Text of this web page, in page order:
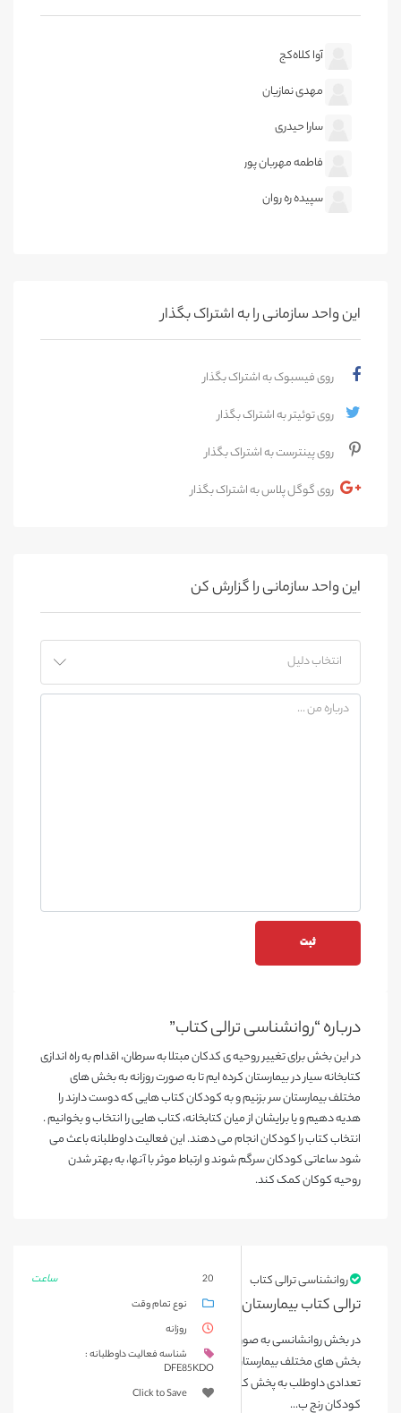
آوا کلاه‌کج
مهدی نمازیان
سارا حیدری
فاطمه مهربان پور
سپیده ره روان
این واحد سازمانی را به اشتراک بگذار
روی فیسبوک به اشتراک بگذار
روی توئیتر به اشتراک بگذار
روی پینترست به اشتراک بگذار
روی گوگل پلاس به اشتراک بگذار
این واحد سازمانی را گزارش کن
درباره “روانشناسی ترالی کتاب”
در این بخش برای تغییر روحیه ی کدکان مبتلا به سرطان، اقدام به راه اندازی
کتابخانه سیار در بیمارستان کرده ایم تا به صورت روزانه به بخش های
مختلف بیمارستان سر بزنیم و به کودکان کتاب هایی که دوست دارند را
هدیه دهیم و یا برایشان از میان کتابخانه، کتاب هایی را انتخاب و بخوانیم .
انتخاب کتاب را کودکان انجام می دهند. این فعالیت داوطلبانه باعث می
شود ساعاتی کودکان سرگم شوند و ارتباط موثر با آنها، به بهتر شدن
روحیه کوکان کمک کند.
روانشناسی ترالی کتاب
ترالی کتاب بیمارستان محک
در بخش روانشانسی به صورت هفتگی و در روزهای خاص، ترالی کتاب در
بخش های مختلف بیمارستان که اجازه ورود به آنها وجود دارد، همراه با
تعدادی داوطلب به پخش کتاب برای کودکان می پردازیم، تا ساعاتی
کودکان رنج ب...
ساعت
20
نوع تمام وقت
روزانه
شناسه فعالیت داوطلبانه :
DFE85KDO
Click to Save